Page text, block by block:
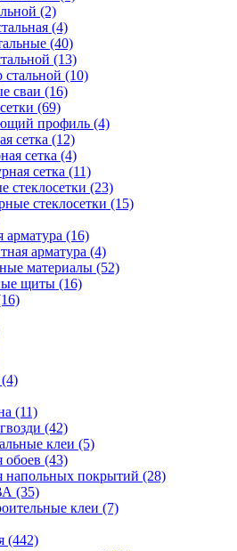
(2)
(4)
(40)
(13)
(10)
сваи (16)
(69)
профиль (4)
сетка (12)
сетка (4)
сетка (11)
стеклосетки (23)
стеклосетки (15)
арматура (16)
арматура (4)
материалы (52)
щиты (16)
(11)
(42)
клеи (5)
обоев (43)
напольных покрытий (28)
(35)
клеи (7)
(442)